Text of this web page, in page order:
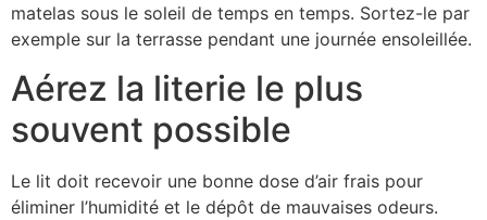
matelas sous le soleil de temps en temps. Sortez-le par
exemple sur la terrasse pendant une journée ensoleillée.
Aérez la literie le plus
souvent possible
Le lit doit recevoir une bonne dose d’air frais pour
éliminer l’humidité et le dépôt de mauvaises odeurs.